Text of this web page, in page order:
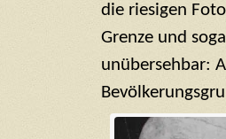
die riesigen
Grenze und
unübersehbar: